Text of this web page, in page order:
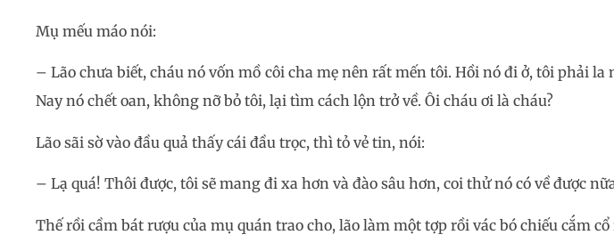
Mụ mếu máo nói:
– Lão chưa biết, cháu nó vốn mồ côi cha mẹ nên rất mến tôi. Hồi nó đi ở, tôi phải
Nay nó chết oan, không nỡ bỏ tôi, lại tìm cách lộn trở về. Ôi cháu ơi là cháu?
Lão sãi sờ vào đầu quả thấy cái đầu trọc, thì tỏ vẻ tin, nói:
– Lạ quá! Thôi được, tôi sẽ mang đi xa hơn và đào sâu hơn, coi thử nó có về được
Thế rồi cầm bát rượu của mụ quán trao cho, lão làm một tợp rồi vác bó chiếu cắm cổ